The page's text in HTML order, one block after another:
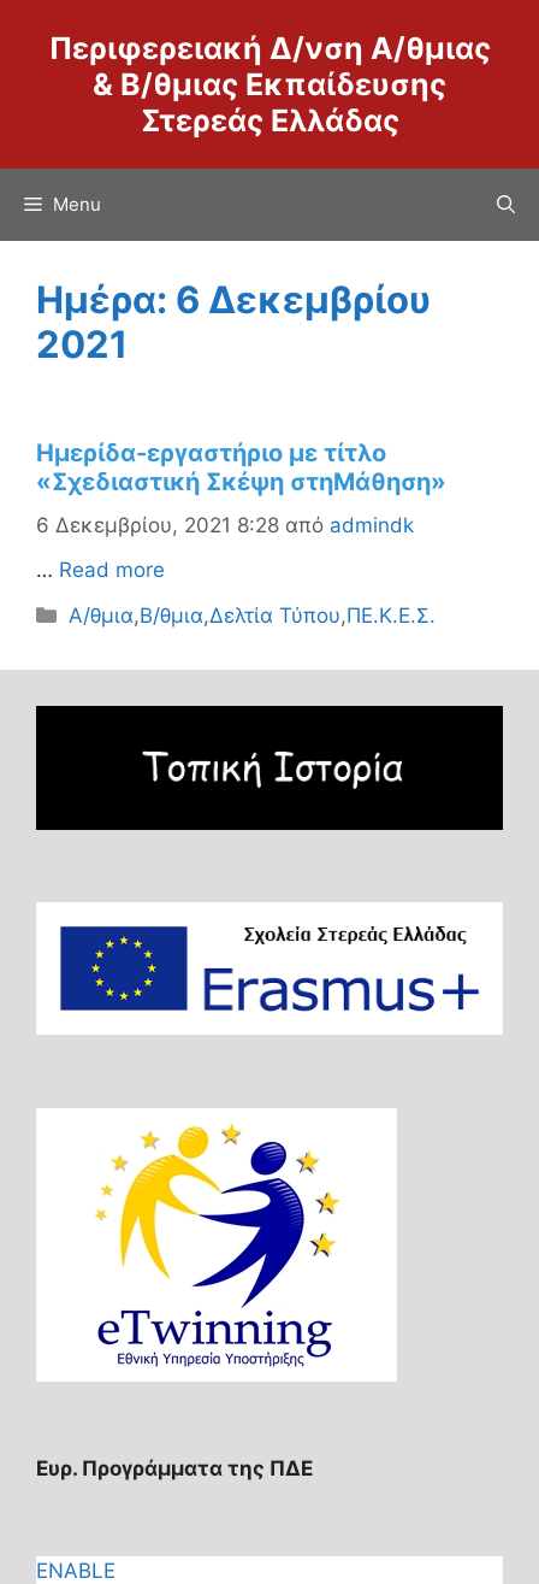
περιεχόμενο
Περιφερειακή Δ/νση Α/θμιας
& Β/θμιας Εκπαίδευσης
Στερεάς Ελλάδας
Menu
Ημέρα: 6 Δεκεμβρίου
2021
Ημερίδα-εργαστήριο με τίτλο
«Σχεδιαστική Σκέψη στηΜάθηση»
6 Δεκεμβρίου, 2021 8:28 από admindk
… Read more
Κατηγορίες
Α/θμια,Β/θμια,Δελτία Τύπου,ΠΕ.Κ.Ε.Σ.
Ευρ. Προγράμματα της ΠΔΕ
ENABLE